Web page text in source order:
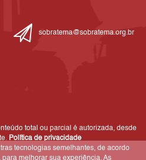
sobratema@sobratema.org.br
total ou parcial é autorizada, desde
Política de privacidade
tecnologias semelhantes, de acordo
, para melhorar sua experiência. As